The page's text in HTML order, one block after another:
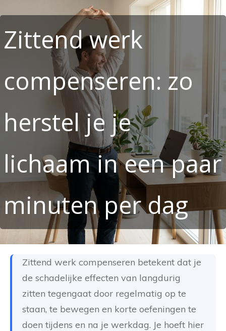
Zittend werk
compenseren: zo
herstel je je
lichaam in een paar
minuten per dag
Zittend werk compenseren betekent dat je
de schadelijke effecten van langdurig
zitten tegengaat door regelmatig op te
staan, te bewegen en korte oefeningen te
doen tijdens en na je werkdag. Je hoeft hier